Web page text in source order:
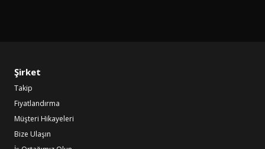
Şirket
Takip
Fiyatlandırma
Müşteri Hikayeleri
Bize Ulaşın